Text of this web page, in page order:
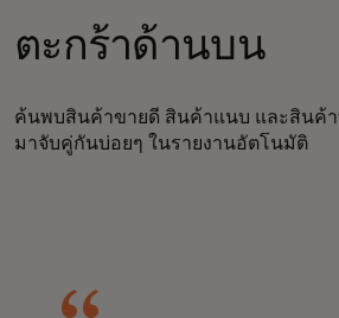
ตะกร้าด้านบน
ค้นพบสินค้าขายดี สินค้าแนบ และสินค้
มาจับคู่กันบ่อยๆ ในรายงานอัตโนมัติ